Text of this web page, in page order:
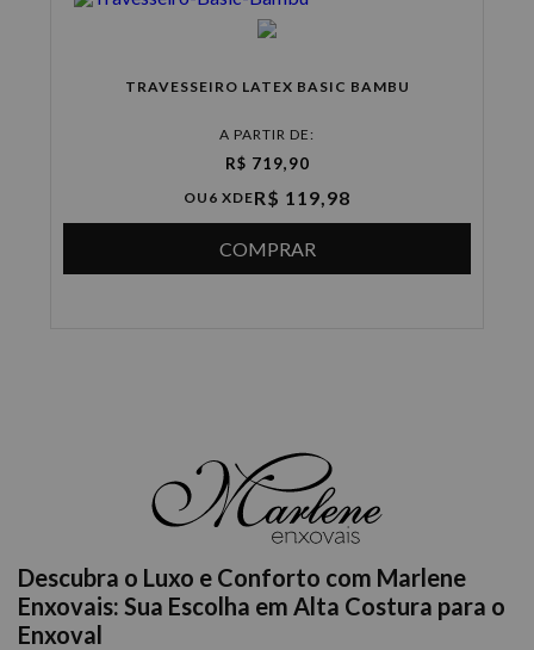
TRAVESSEIRO LATEX BASIC BAMBU
A PARTIR DE:
R$ 719,90
OU 6 XDER$ 119,98
COMPRAR
Descubra o Luxo e Conforto com Marlene
Enxovais: Sua Escolha em Alta Costura para o
Enxoval